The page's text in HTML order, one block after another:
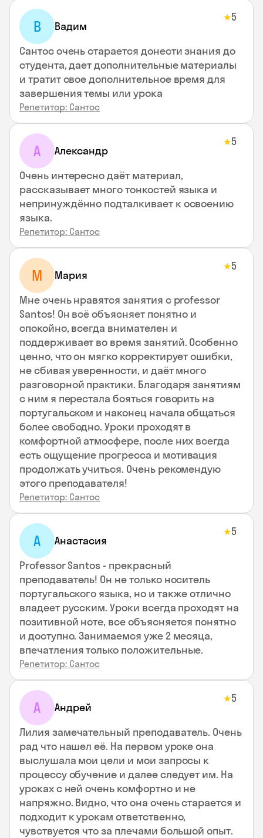
В Вадим
★5
Сантос очень старается донести знания до
студента, дает дополнительные материалы
и тратит свое дополнительное время для
завершения темы или урока
Репетитор: Сантос
А Александр
★5
Очень интересно даёт материал,
рассказывает много тонкостей языка и
непринуждённо подталкивает к освоению
языка.
Репетитор: Сантос
М Мария
★5
Мне очень нравятся занятия с professor
Santos! Он всё объясняет понятно и
спокойно, всегда внимателен и
поддерживает во время занятий. Особенно
ценно, что он мягко корректирует ошибки,
не сбивая уверенности, и даёт много
разговорной практики. Благодаря занятиям
с ним я перестала бояться говорить на
португальском и наконец начала общаться
более свободно. Уроки проходят в
комфортной атмосфере, после них всегда
есть ощущение прогресса и мотивация
продолжать учиться. Очень рекомендую
этого преподавателя!
Репетитор: Сантос
А Анастасия
★5
Professor Santos - прекрасный
преподаватель! Он не только носитель
португальского языка, но и также отлично
владеет русским. Уроки всегда проходят на
позитивной ноте, все объясняется понятно
и доступно. Занимаемся уже 2 месяца,
впечатления только положительные.
Репетитор: Сантос
А Андрей
★5
Лилия замечательный преподаватель. Очень
рад что нашел её. На первом уроке она
выслушала мои цели и мои запросы к
процессу обучение и далее следует им. На
уроках с ней очень комфортно и не
напряжно. Видно, что она очень старается и
подходит к урокам ответственно,
чувствуется что за плечами большой опыт.